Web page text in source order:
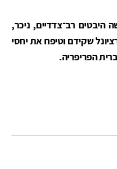
היבטים רב־צדדיים, ניכר,
שקידם וטיפח את יחסי
הפריפריה.